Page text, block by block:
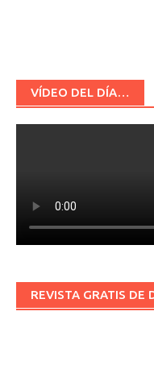
VÍDEO DEL DÍA…
REVISTA GRATIS DE